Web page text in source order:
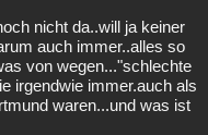
nicht da..will ja keiner
auch immer..alles so
von wegen..."schlechte
irgendwie immer.auch als
waren...und was ist